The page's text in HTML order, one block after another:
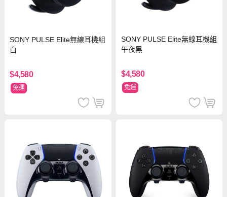
SONY PULSE Elite無線耳機組
白
$4,580
免運
SONY PULSE Elite無線耳機組
午夜黑
$4,580
免運